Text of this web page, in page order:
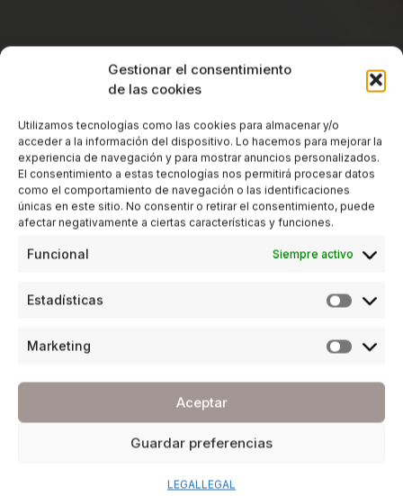
Gestionar el consentimiento
de las cookies
Utilizamos tecnologías como las cookies para almacenar y/o
acceder a la información del dispositivo. Lo hacemos para mejorar la
experiencia de navegación y para mostrar anuncios personalizados.
El consentimiento a estas tecnologías nos permitirá procesar datos
como el comportamiento de navegación o las identificaciones
únicas en este sitio. No consentir o retirar el consentimiento, puede
afectar negativamente a ciertas características y funciones.
Funcional Siempre activo
Estadísticas
Marketing
Aceptar
Guardar preferencias
LEGALLEGAL